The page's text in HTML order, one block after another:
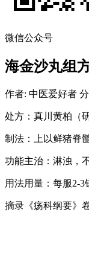
微信公众号
海金沙丸组
作者: 中医爱好者
处方：真川黄柏（
制法：上以鲜猪脊
功能主治：淋浊，
用法用量：每服2-3
摘录《疡科纲要》